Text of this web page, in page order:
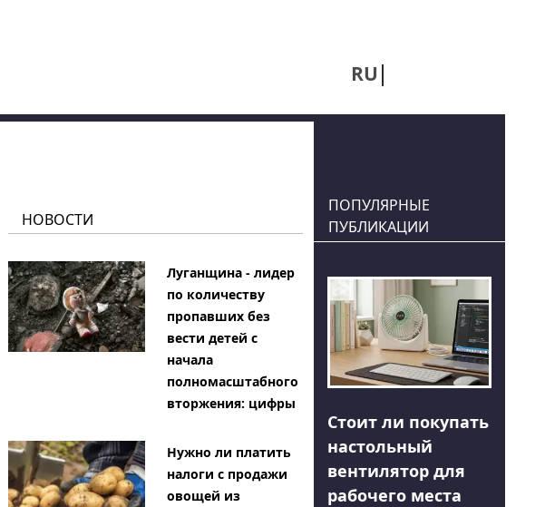
RU
НОВОСТИ
Луганщина - лидер
по количеству
пропавших без
вести детей с
начала
полномасштабного
вторжения: цифры
Нужно ли платить
налоги с продажи
овощей из
ПОПУЛЯРНЫЕ
ПУБЛИКАЦИИ
Стоит ли покупать
настольный
вентилятор для
рабочего места